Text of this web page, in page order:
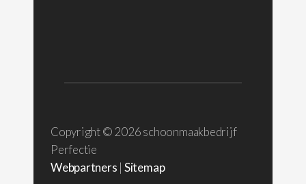
Copyright © 2026 schoonmaakbedrijf
Perfectie
Webpartners | Sitemap